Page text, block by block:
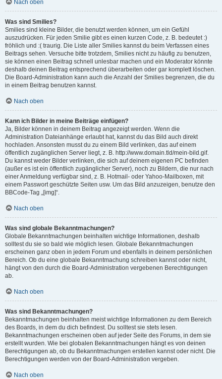
Nach oben
Was sind Smilies?
Smilies sind kleine Bilder, die benutzt werden können, um ein Gefühl
auszudrücken. Für jeden Smilie gibt es einen kurzen Code, z. B. bedeutet :)
fröhlich und :( traurig. Die Liste aller Smilies kannst du beim Verfassen eines
Beitrags sehen. Versuche bitte trotzdem, Smilies nicht zu häufig zu benutzen,
sie können einen Beitrag schnell unlesbar machen und ein Moderator könnte
deshalb deinen Beitrag entsprechend überarbeiten oder gar komplett löschen.
Die Board-Administration kann auch die Anzahl der Smilies begrenzen, die du
in einem Beitrag benutzen kannst.
Nach oben
Kann ich Bilder in meine Beiträge einfügen?
Ja, Bilder können in deinem Beitrag angezeigt werden. Wenn die
Administration Dateianhänge erlaubt hat, kannst du das Bild auch direkt
hochladen. Ansonsten musst du zu einem Bild verlinken, das auf einem
öffentlich zugänglichen Server liegt, z. B. http://www.domain.tld/mein-bild.gif.
Du kannst weder Bilder verlinken, die sich auf deinem eigenen PC befinden
(außer es ist ein öffentlich zugänglicher Server), noch zu Bildern, die nur nach
einer Anmeldung verfügbar sind, z. B. Hotmail- oder Yahoo-Mailboxen, mit
einem Passwort geschützte Seiten usw. Um das Bild anzuzeigen, benutze den
BBCode-Tag „[img]“.
Nach oben
Was sind globale Bekanntmachungen?
Globale Bekanntmachungen beinhalten wichtige Informationen, deshalb
solltest du sie so bald wie möglich lesen. Globale Bekanntmachungen
erscheinen ganz oben in jedem Forum und ebenfalls in deinem persönlichen
Bereich. Ob du eine globale Bekanntmachung schreiben kannst oder nicht,
hängt von den durch die Board-Administration vergebenen Berechtigungen
ab.
Nach oben
Was sind Bekanntmachungen?
Bekanntmachungen beinhalten meist wichtige Informationen zu dem Bereich
des Boards, in dem du dich befindest. Du solltest sie stets lesen.
Bekanntmachungen erscheinen oben auf jeder Seite des Forums, in dem sie
erstellt wurden. Wie bei globalen Bekanntmachungen hängt es von deinen
Berechtigungen ab, ob du Bekanntmachungen erstellen kannst oder nicht. Die
Berechtigungen werden von der Board-Administration vergeben.
Nach oben